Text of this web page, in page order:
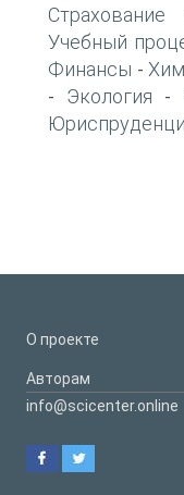
Страхование
Учебный
Финансы -
- Экология -
О проекте
Авторам
info@scicenter.online